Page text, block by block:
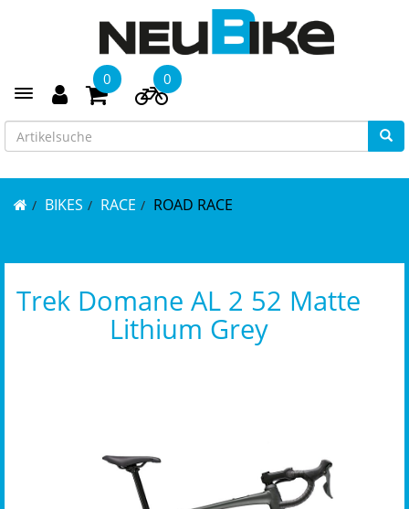
Toggle navigation
0 0
BIKES RACE ROAD RACE
Trek Domane AL 2 52 Matte
Lithium Grey